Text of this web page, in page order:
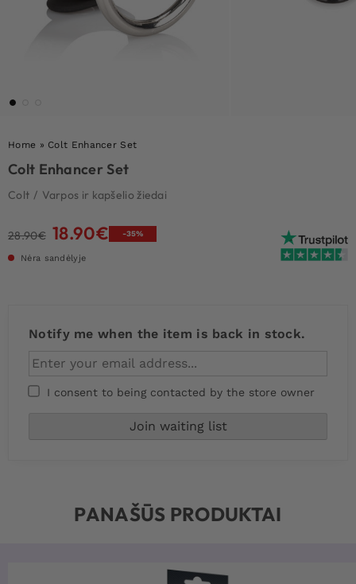
Home » Colt Enhancer Set
Colt Enhancer Set
Colt / Varpos ir kapšelio žiedai
28.90€ Original
was:
18.90€Current
-35%
Nėra sandėlyje
Notify me when the item is back in stock.
I consent to being contacted by the store owner
PANAŠŪS PRODUKTAI